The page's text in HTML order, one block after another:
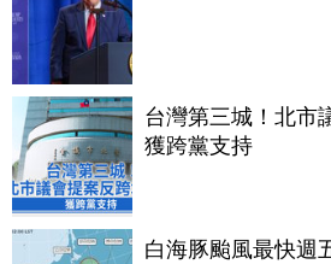
台灣第三城！北市
獲跨黨支持
白海豚颱風最快週